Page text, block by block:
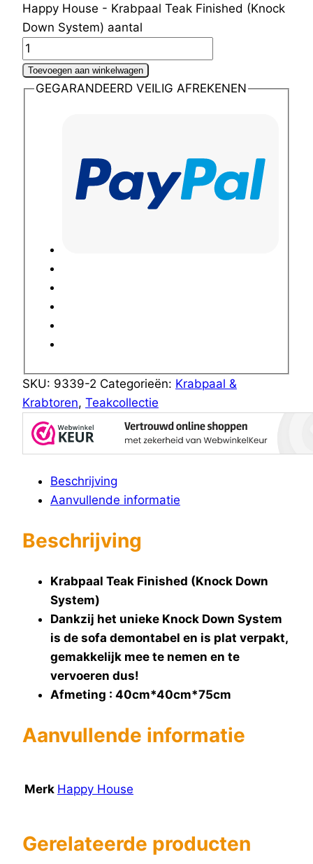
Happy House - Krabpaal Teak Finished (Knock
Down System) aantal
Toevoegen aan winkelwagen
GEGARANDEERD VEILIG AFREKENEN
SKU: 9339-2 Categorieën: Krabpaal &
Krabtoren, Teakcollectie
Beschrijving
Aanvullende informatie
Beschrijving
Krabpaal Teak Finished (Knock Down
System)
Dankzij het unieke Knock Down System
is de sofa demontabel en is plat verpakt,
gemakkelijk mee te nemen en te
vervoeren dus!
Afmeting : 40cm*40cm*75cm
Aanvullende informatie
Merk Happy House
Gerelateerde producten